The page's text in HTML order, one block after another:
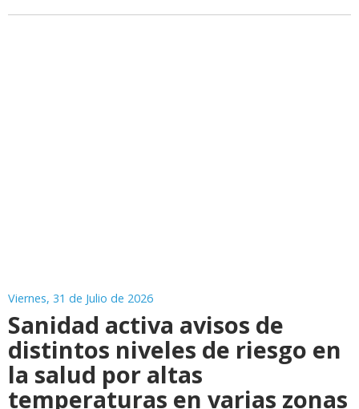
Viernes, 31 de Julio de 2026
Sanidad activa avisos de
distintos niveles de riesgo en
la salud por altas
temperaturas en varias zonas